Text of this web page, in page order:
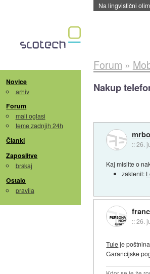
Na lingvistični
Novice
arhiv
Forum
mali oglasi
teme zadnjih 24h
Članki
Zaposlitve
brskaj
Ostalo
pravila
Forum »
Nakup
::26.
Kaj mislite o
zaklenil:
::26.
Tuleje
Garancijske